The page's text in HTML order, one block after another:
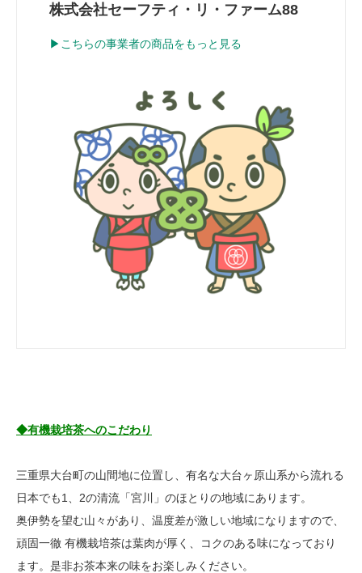
株式会社セーフティ・リ・ファーム88
▶こちらの事業者の商品をもっと見る
◆有機栽培茶へのこだわり
三重県大台町の山間地に位置し、有名な大台ヶ原山系から流れる
日本でも1、2の清流「宮川」のほとりの地域にあります。
奥伊勢を望む山々があり、温度差が激しい地域になりますので、
頑固一徹 有機栽培茶は葉肉が厚く、コクのある味になっており
ます。是非お茶本来の味をお楽しみください。